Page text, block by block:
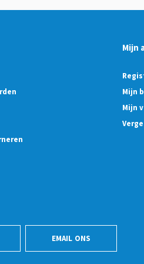
Mijn
Mijn
Mijn
EMAIL ONS